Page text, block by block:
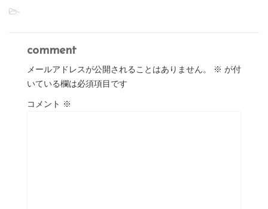
-
comment
メールアドレスが公開されることはありません。 ※ が付
いている欄は必須項目です
コメント ※